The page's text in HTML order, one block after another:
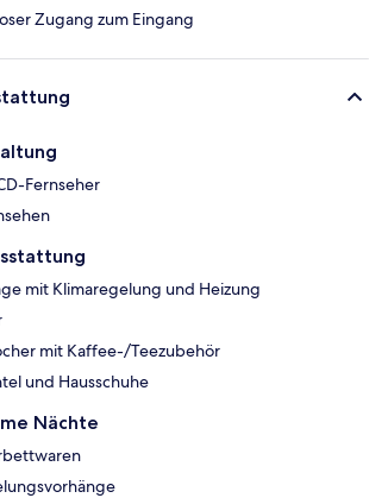
Zugang zum Eingang
Fernseher
mit Klimaregelung und Heizung
mit Kaffee-/Teezubehör
und Hausschuhe
Nächte